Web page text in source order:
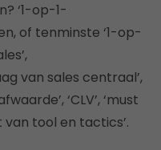
‘1-op-1-
of tenminste ‘1-op-
van sales centraal’,
‘CLV’, ‘must
van tool en tactics’.